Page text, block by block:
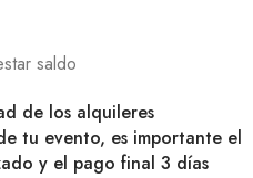
saldo
de los alquileres
tu evento, es importante el
y el pago final 3 días